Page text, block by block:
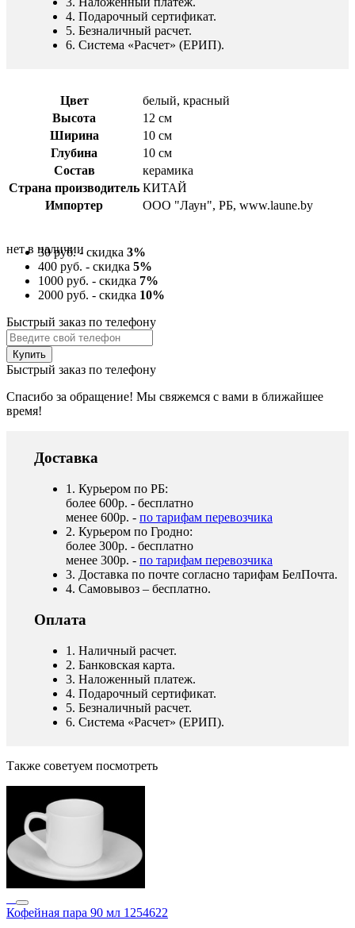
4. Подарочный сертификат.
5. Безналичный расчет.
6. Система «Расчет» (ЕРИП).
Цвет
белый, красный
Высота
12 см
Ширина
10 см
Глубина
10 см
Состав
керамика
Страна производитель КИТАЙ
Импортер
ООО "Лаун", РБ, www.laune.by
нет в наличии
30 руб. - скидка 3%
400 руб. - скидка 5%
1000 руб. - скидка 7%
2000 руб. - скидка 10%
Быстрый заказ по телефону
Быстрый заказ по телефону
Спасибо за обращение! Мы свяжемся с вами в ближайшее
время!
Доставка
1. Курьером по РБ:
более 600р. - бесплатно
менее 600р. - по тарифам перевозчика
2. Курьером по Гродно:
более 300р. - бесплатно
менее 300р. - по тарифам перевозчика
3. Доставка по почте согласно тарифам БелПочта.
4. Самовывоз – бесплатно.
Оплата
1. Наличный расчет.
2. Банковская карта.
3. Наложенный платеж.
4. Подарочный сертификат.
5. Безналичный расчет.
6. Система «Расчет» (ЕРИП).
Также советуем посмотреть
Кофейная пара 90 мл 1254622